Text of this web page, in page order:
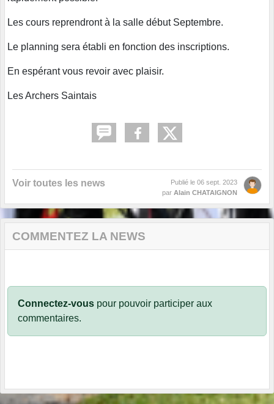
Les cours reprendront à la salle début Septembre.
Le planning sera établi en fonction des inscriptions.
En espérant vous revoir avec plaisir.
Les Archers Saintais
Voir toutes les news Publié le 06 sept. 2023
par Alain CHATAIGNON
COMMENTEZ LA NEWS
Connectez-vous pour pouvoir participer aux
commentaires.